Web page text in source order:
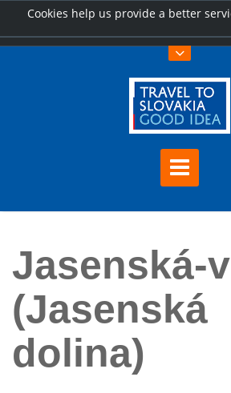
Cookies help us provide a better
Jasenská-völgy (Jasenská dolina)
Jasenská-
(Jasenská
dolina)